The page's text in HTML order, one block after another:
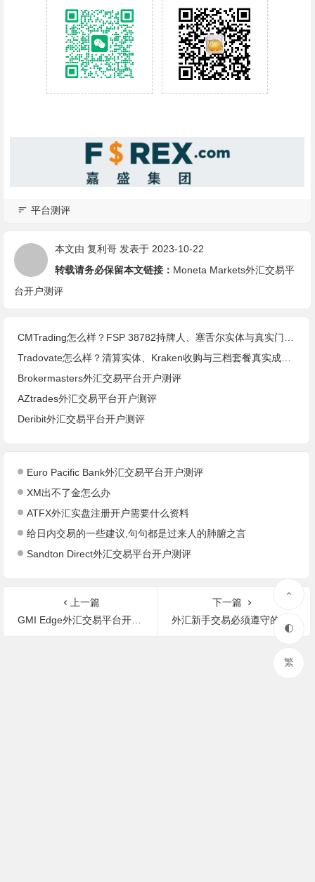
平台测评
本文由复利哥 发表于 2023-10-22
转载请务必保留本文链接： Moneta Markets外汇交易平
台开户测评
Brokermasters外汇交易平台开户测评
AZtrades外汇交易平台开户测评
Deribit外汇交易平台开户测评
Euro Pacific Bank外汇交易平台开户测评
XM出不了金怎么办
ATFX外汇实盘注册开户需要什么资料
给日内交易的一些建议,句句都是过来人的肺腑之言
Sandton Direct外汇交易平台开户测评
上一篇
GMI Edge外汇交易平台开户测评
下一篇
外汇新手交易必须遵守的七大原则是什么？
繁